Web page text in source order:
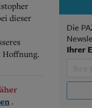
dieser
Hoffnung.
.
Die
Ihrer